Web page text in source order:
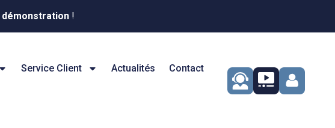
démonstration !
Service Client Actualités Contact